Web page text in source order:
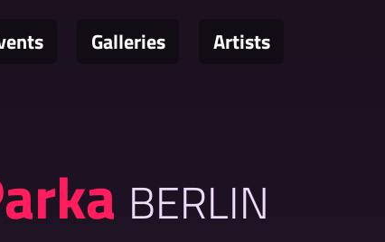
Galleries Artists
BERLIN